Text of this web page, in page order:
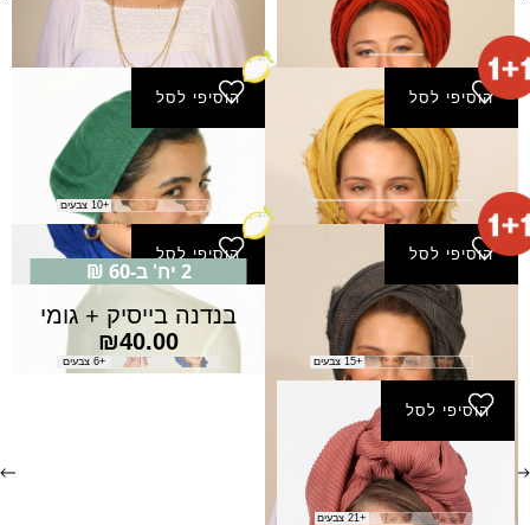
צעיף מנדי
₪25.00
הוסיפי לסל
מטפחת סלי מרובעת
₪60.00
הוסיפי לסל
ברט חוט שזור
₪45.00
+10 צבעים
הוסיפי לסל
צעיף סלי
₪60.00
+15 צבעים
2 יח' ב-60 ₪
הוסיפי לסל
בנדנה בייסיק + גומי
₪40.00
+6 צבעים
הוסיפי לסל
צעיף פליסה חדש
₪20.00
+21 צבעים